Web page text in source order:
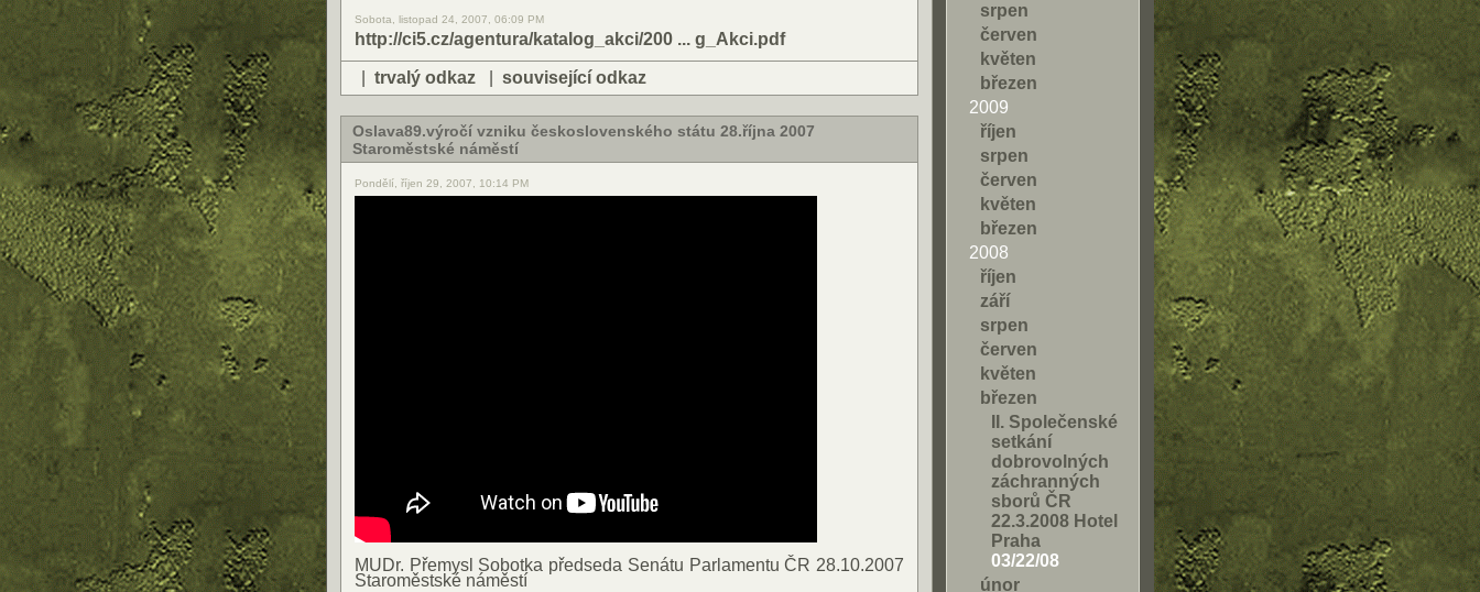
Sobota, listopad 24, 2007, 06:09 PM
http://ci5.cz/agentura/katalog_akci/200 ... g_Akci.pdf
trvalý odkaz související odkaz
Oslava89.výročí vzniku československého státu 28.října 2007
Staroměstské náměstí
Pondělí, říjen 29, 2007, 10:14 PM
MUDr. Přemysl Sobotka předseda Senátu Parlamentu ČR 28.10.2007
Staroměstské náměstí
srpen
červen
květen
březen
2009
říjen
srpen
červen
květen
březen
2008
říjen
září
srpen
červen
květen
březen
II. Společenské
setkání
dobrovolných
záchranných
sborů ČR
22.3.2008 Hotel
Praha
03/22/08
únor